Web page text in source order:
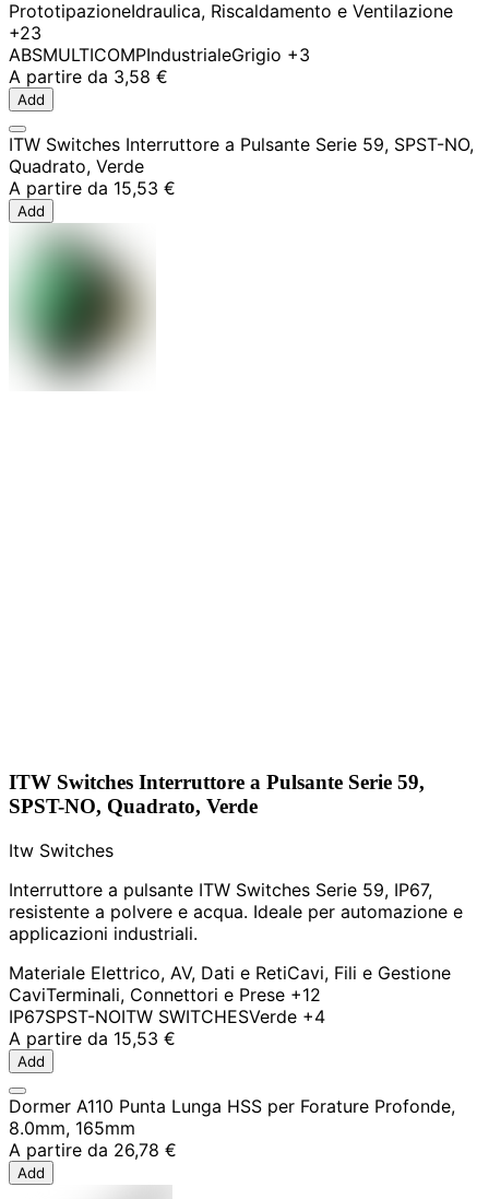
PrototipazioneIdraulica, Riscaldamento e Ventilazione
+23
ABSMULTICOMPIndustrialeGrigio +3
A partire da 3,58 €
Add
ITW Switches Interruttore a Pulsante Serie 59, SPST-NO,
Quadrato, Verde
A partire da 15,53 €
Add
ITW Switches Interruttore a Pulsante Serie 59,
SPST-NO, Quadrato, Verde
Itw Switches
Interruttore a pulsante ITW Switches Serie 59, IP67,
resistente a polvere e acqua. Ideale per automazione e
applicazioni industriali.
Materiale Elettrico, AV, Dati e RetiCavi, Fili e Gestione
CaviTerminali, Connettori e Prese +12
IP67SPST-NOITW SWITCHESVerde +4
A partire da 15,53 €
Add
Dormer A110 Punta Lunga HSS per Forature Profonde,
8.0mm, 165mm
A partire da 26,78 €
Add